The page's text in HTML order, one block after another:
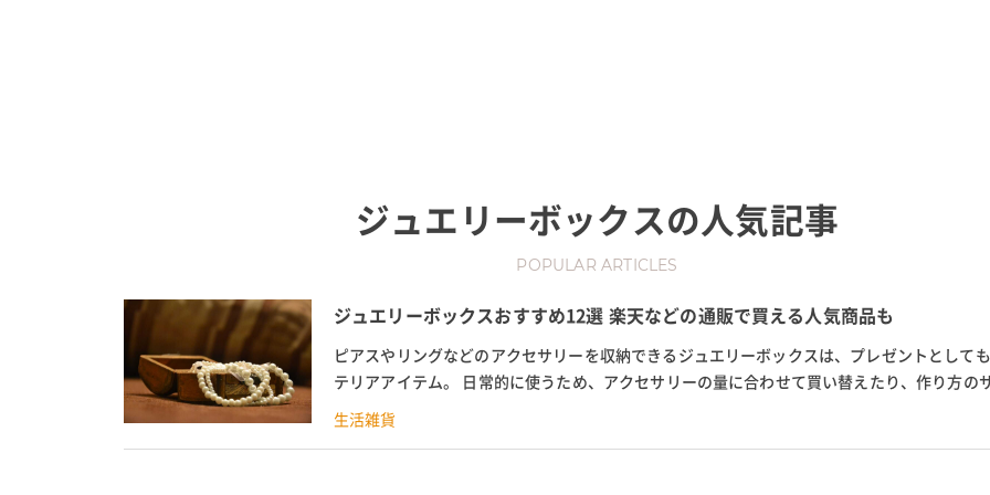
ジュエリーボックスの人気記事
POPULAR ARTICLES
ジュエリーボックスおすすめ12選 楽天などの通販で買える人気商品も
ピアスやリングなどのアクセサリーを収納できるジュエリーボックスは、プレゼントとして
テリアアイテム。 日常的に使うため、アクセサリーの量に合わせて買い替えたり、作り方の
て自作したりする人もいます。 今回は楽天やamazonな...
生活雑貨